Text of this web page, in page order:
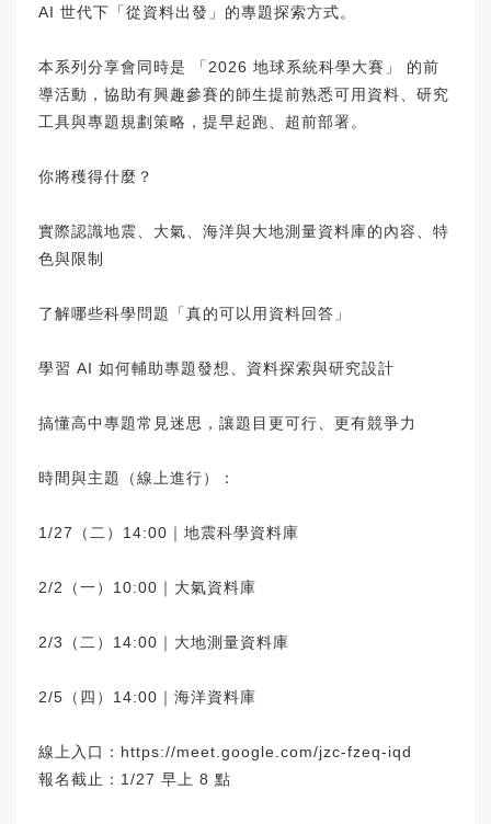
AI 世代下「從資料出發」的專題探索方式。
本系列分享會同時是 「2026 地球系統科學大賽」 的前
導活動，協助有興趣參賽的師生提前熟悉可用資料、研究
工具與專題規劃策略，提早起跑、超前部署。
你將穫得什麼？
實際認識地震、大氣、海洋與大地測量資料庫的內容、特
色與限制
了解哪些科學問題「真的可以用資料回答」
學習 AI 如何輔助專題發想、資料探索與研究設計
搞懂高中專題常見迷思，讓題目更可行、更有競爭力
時間與主題（線上進行）：
1/27（二）14:00｜地震科學資料庫
2/2（一）10:00｜大氣資料庫
2/3（二）14:00｜大地測量資料庫
2/5（四）14:00｜海洋資料庫
線上入口： https://meet.google.com/jzc-fzeq-iqd
報名截止：1/27 早上 8 點